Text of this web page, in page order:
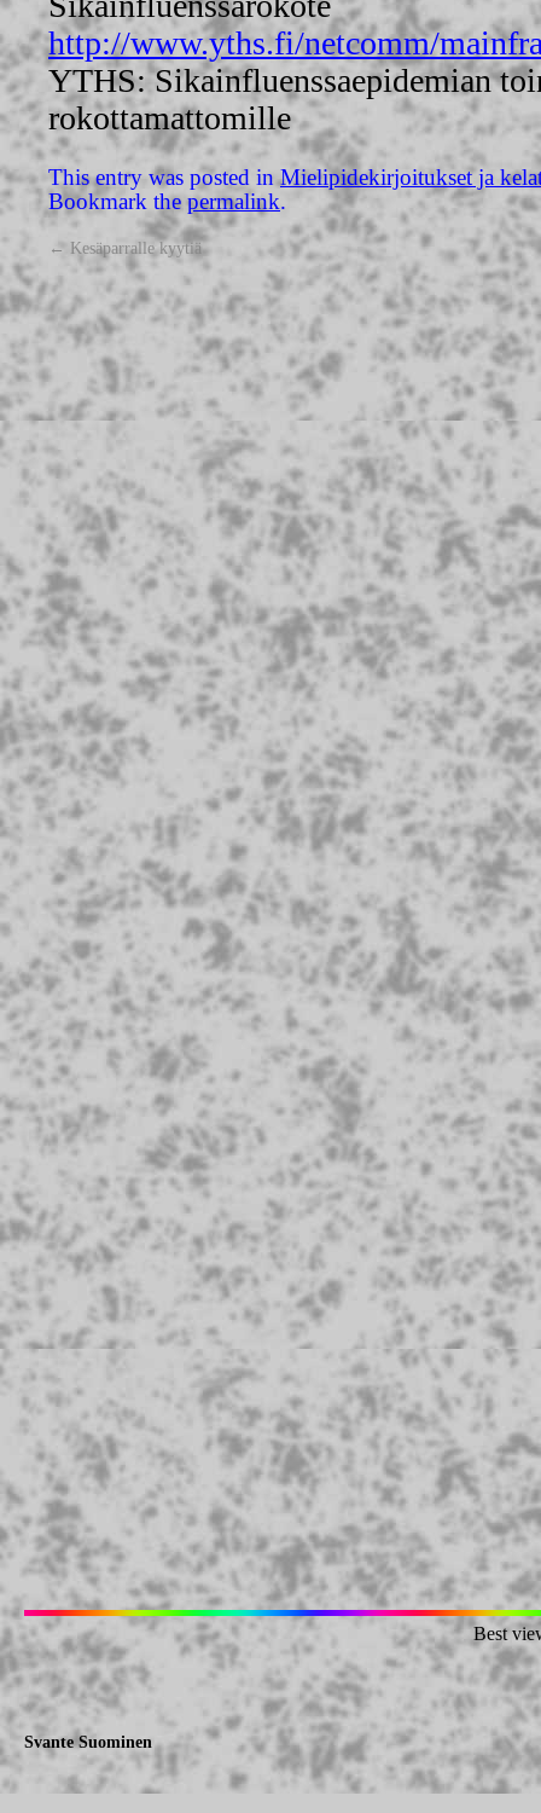
http://www.yths.fi/netcomm/
YTHS: Sikainfluenssaepidemian
rokottamattomille
This entry was posted inMielipidekirjoitukset ja
Bookmark thepermalink.
← Kesäparralle kyytiä
Best
Svante Suominen